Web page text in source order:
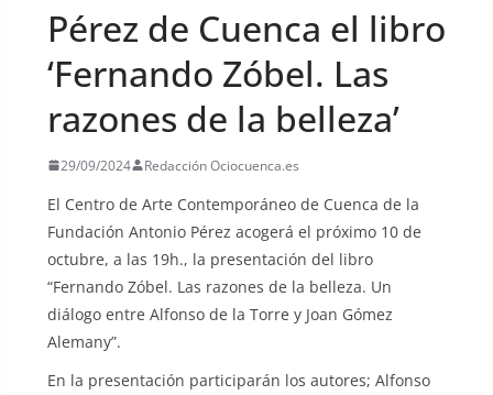
Pérez de Cuenca el libro
‘Fernando Zóbel. Las
razones de la belleza’
29/09/2024 Redacción Ociocuenca.es
El Centro de Arte Contemporáneo de Cuenca de la
Fundación Antonio Pérez acogerá el próximo 10 de
octubre, a las 19h., la presentación del libro
“Fernando Zóbel. Las razones de la belleza. Un
diálogo entre Alfonso de la Torre y Joan Gómez
Alemany”.
En la presentación participarán los autores; Alfonso